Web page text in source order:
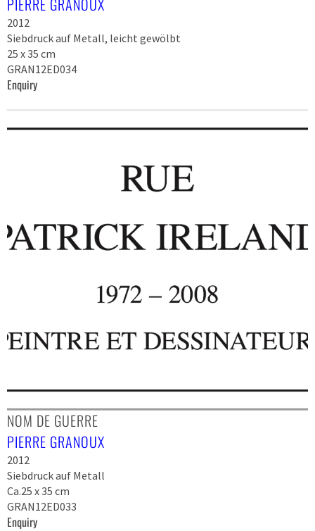
2012
Siebdruck auf Metall, leicht gewölbt
25 x 35 cm
GRAN12ED034
Enquiry
NOM DE GUERRE
PIERRE GRANOUX
2012
Siebdruck auf Metall
Ca.25 x 35 cm
GRAN12ED033
Enquiry